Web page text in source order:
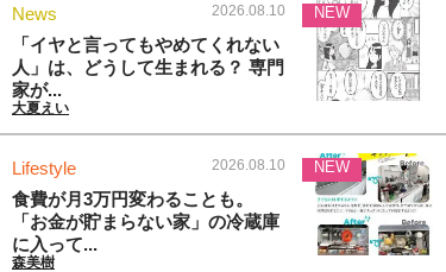
News 2026.08.10
「イヤと言ってもやめてくれない
人」は、どうして生まれる？ 専門
家が...
大夏えい
NEW
Lifestyle 2026.08.10
食費が月3万円変わることも。
「お金が貯まらない家」の冷蔵庫
に入って...
森美樹
NEW